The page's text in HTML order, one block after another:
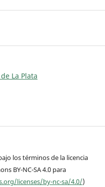
La Plata
los términos de la licencia
BY-NC-SA 4.0 para
licenses/by-nc-sa/4.0/)